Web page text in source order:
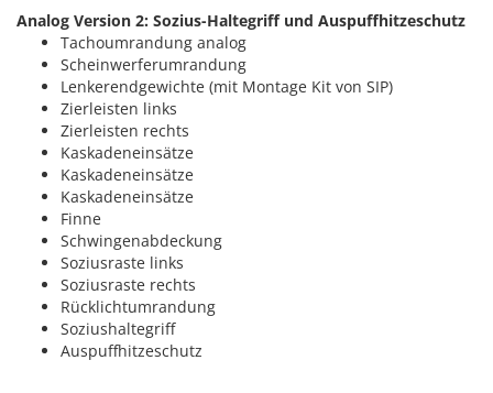
Analog Version 2: Sozius-Haltegriff und Auspuffhitzeschutz
Tachoumrandung analog
Scheinwerferumrandung
Lenkerendgewichte (mit Montage Kit von SIP)
Zierleisten links
Zierleisten rechts
Kaskadeneinsätze
Kaskadeneinsätze
Kaskadeneinsätze
Finne
Schwingenabdeckung
Soziusraste links
Soziusraste rechts
Rücklichtumrandung
Soziushaltegriff
Auspuffhitzeschutz